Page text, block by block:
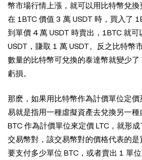
幣市場行情上漲，就可以用比特幣兌
在 1BTC 價值 3 萬 USDT 時，買入了
到單價 4 萬 USDT 時賣出，1BTC 就
USDT，賺取 1 萬 USDT。反之比特幣
數量的比特幣可兌換的泰達幣就變少
虧損。
那麽，如果用比特幣作為計價單位定
易就是指用一種虛擬資產去兌換另一
BTC 作為計價單位來定價 LTC，就形
交易幣對，該交易幣對的價格代表的是
要支付多少單位 BTC，或者賣出 1 單